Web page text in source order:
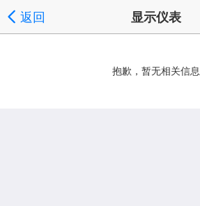
返回 显示仪表
抱歉，暂无相关信息